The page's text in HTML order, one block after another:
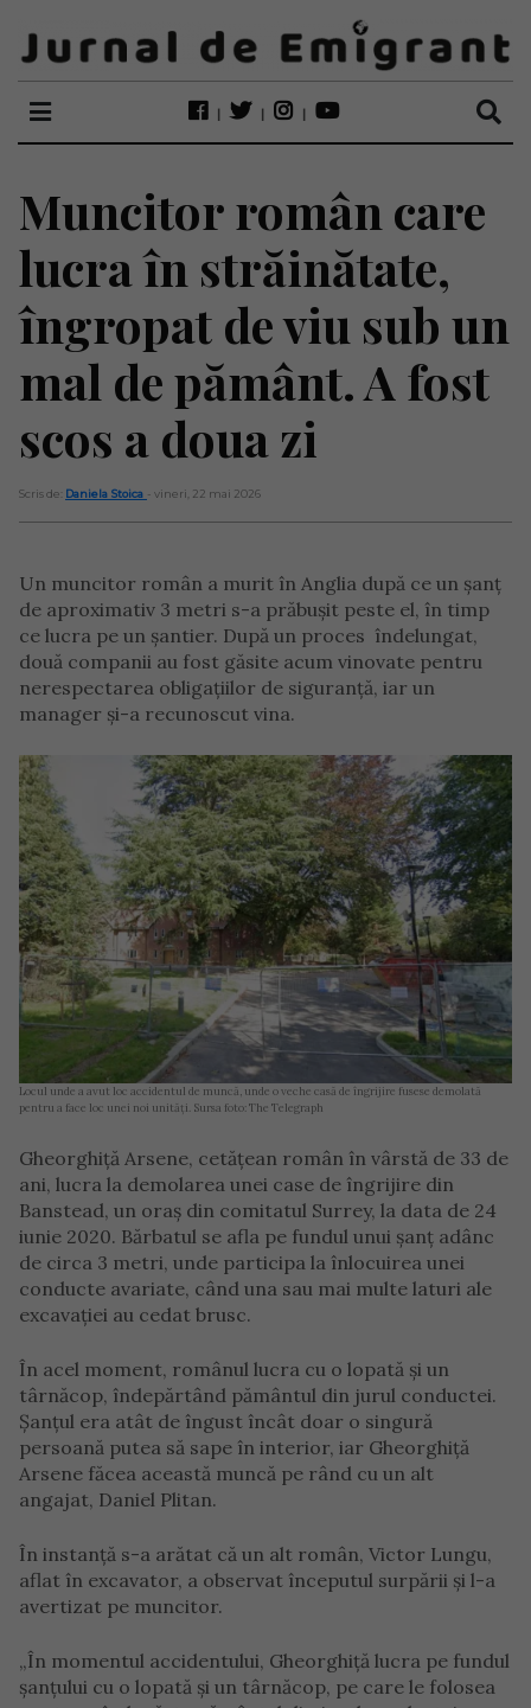
Muncitor român care
lucra în străinătate,
îngropat de viu sub un
mal de pământ. A fost
scos a doua zi
Scris de: Daniela Stoica - vineri, 22 mai 2026
Un muncitor român a murit în Anglia după ce un șanț
de aproximativ 3 metri s-a prăbușit peste el, în timp
ce lucra pe un șantier. După un proces îndelungat,
două companii au fost găsite acum vinovate pentru
nerespectarea obligațiilor de siguranță, iar un
manager și-a recunoscut vina.
Locul unde a avut loc accidentul de muncă, unde o veche casă de îngrijire fusese demolată
pentru a face loc unei noi unități. Sursa foto: The Telegraph
Gheorghiță Arsene, cetățean român în vârstă de 33 de
ani, lucra la demolarea unei case de îngrijire din
Banstead, un oraș din comitatul Surrey, la data de 24
iunie 2020. Bărbatul se afla pe fundul unui șanț adânc
de circa 3 metri, unde participa la înlocuirea unei
conducte avariate, când una sau mai multe laturi ale
excavației au cedat brusc.
În acel moment, românul lucra cu o lopată și un
târnăcop, îndepărtând pământul din jurul conductei.
Șanțul era atât de îngust încât doar o singură
persoană putea să sape în interior, iar Gheorghiță
Arsene făcea această muncă pe rând cu un alt
angajat, Daniel Plitan.
În instanță s-a arătat că un alt român, Victor Lungu,
aflat în excavator, a observat începutul surpării și l-a
avertizat pe muncitor.
„În momentul accidentului, Gheorghiță lucra pe fundul
șanțului cu o lopată și un târnăcop, pe care le folosea